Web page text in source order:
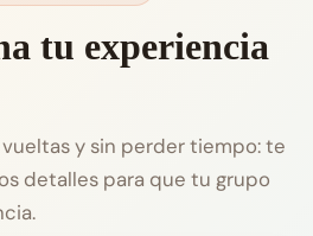
tu experiencia
y sin perder tiempo: te
detalles para que tu grupo